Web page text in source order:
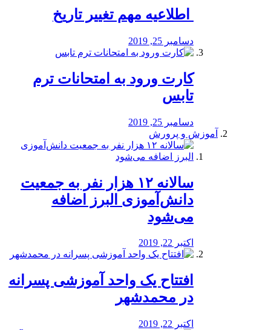
️ اطلاعیه مهم تغییر تاریخ
دسامبر 25, 2019
کارت ورود به امتحانات ترم
تابس
دسامبر 25, 2019
آموزش و پرورش
️سالانه ۱۲ هزار نفر به جمعیت
دانش‌آموزی البرز اضافه
می‌شود
اکتبر 22, 2019
افتتاح یک واحد آموزشی پسرانه
در محمدشهر
اکتبر 22, 2019